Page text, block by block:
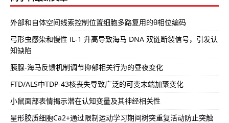
外部和自体空间线索控制位置细胞多路复用的θ相位编码
弓形虫感染和慢性 IL-1 升高导致海马 DNA 双链断裂信号，引发认
知缺陷
胰腺-海马反馈机制调节抑郁相关行为的昼夜变化
FTD/ALS中TDP-43核丧失导致广泛的可变末端加聚变化
小鼠面部表情揭示潜在认知变量及其神经相关性
星形胶质细胞Ca2+通过限制运动学习期间树突重复活动防止突触